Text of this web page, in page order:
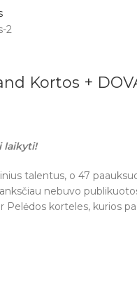
Kortos +
laikyti!
talentus, o 47
nebuvo
Pelėdos korteles, kurios